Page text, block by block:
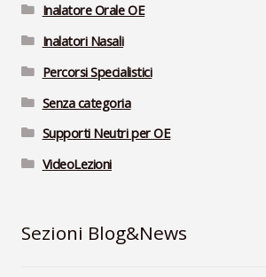
Inalatore Orale OE
Inalatori Nasali
Percorsi Specialistici
Senza categoria
Supporti Neutri per OE
VideoLezioni
Sezioni Blog&News